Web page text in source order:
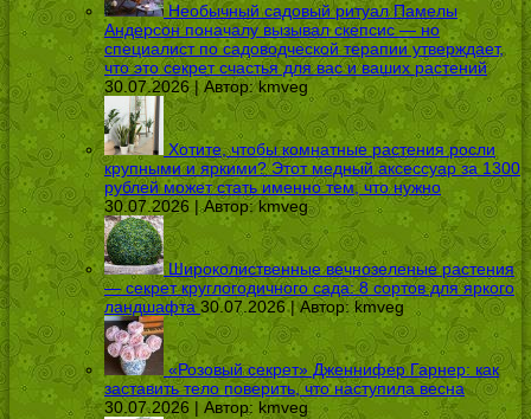
Необычный садовый ритуал Памелы
Андерсон поначалу вызывал скепсис — но
специалист по садоводческой терапии утверждает,
что это секрет счастья для вас и ваших растений
30.07.2026 | Автор:kmveg
Хотите, чтобы комнатные растения росли
крупными и яркими? Этот медный аксессуар за 1300
рублей может стать именно тем, что нужно
30.07.2026 | Автор:kmveg
Широколиственные вечнозеленые растения
— секрет круглогодичного сада: 8 сортов для яркого
ландшафта 30.07.2026 | Автор:kmveg
«Розовый секрет» Дженнифер Гарнер: как
заставить тело поверить, что наступила весна
30.07.2026 | Автор: kmveg